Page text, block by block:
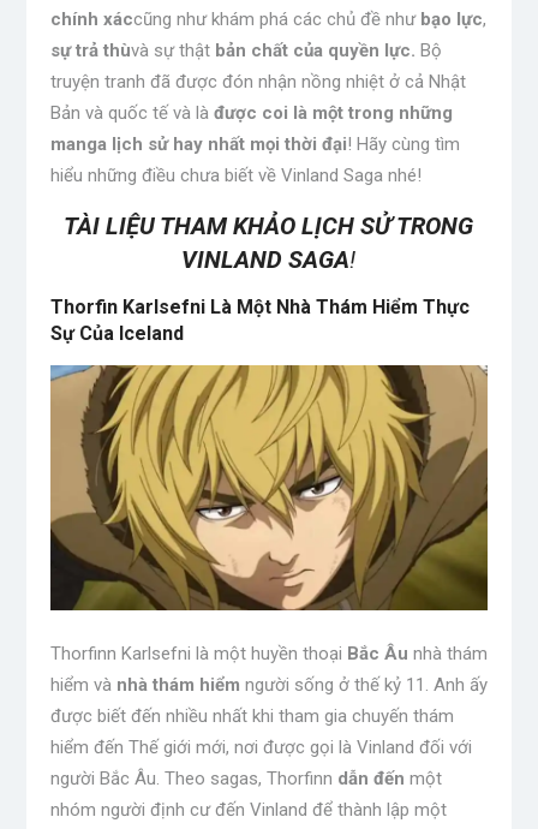
chính xáccũng như khám phá các chủ đề như bạo lực,
sự trả thùvà sự thật bản chất của quyền lực. Bộ
truyện tranh đã được đón nhận nồng nhiệt ở cả Nhật
Bản và quốc tế và là được coi là một trong những
manga lịch sử hay nhất mọi thời đại! Hãy cùng tìm
hiểu những điều chưa biết về Vinland Saga nhé!
TÀI LIỆU THAM KHẢO LỊCH SỬ TRONG
VINLAND SAGA!
Thorfin Karlsefni Là Một Nhà Thám Hiểm Thực
Sự Của Iceland
Thorfinn Karlsefni là một huyền thoại Bắc Âu nhà thám
hiểm và nhà thám hiểm người sống ở thế kỷ 11. Anh ấy
được biết đến nhiều nhất khi tham gia chuyến thám
hiểm đến Thế giới mới, nơi được gọi là Vinland đối với
người Bắc Âu. Theo sagas, Thorfinn dẫn đến một
nhóm người định cư đến Vinland để thành lập một